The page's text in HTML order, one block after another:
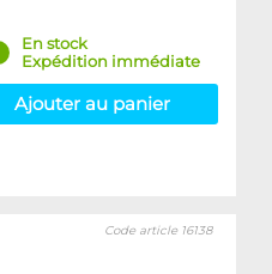
En stock
Expédition immédiate
Ajouter au panier
Code article 16138